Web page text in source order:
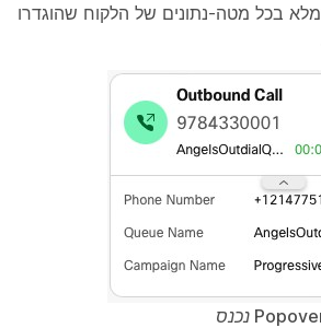
בכל מטה-נתונים של הלקוח שהוגדרו